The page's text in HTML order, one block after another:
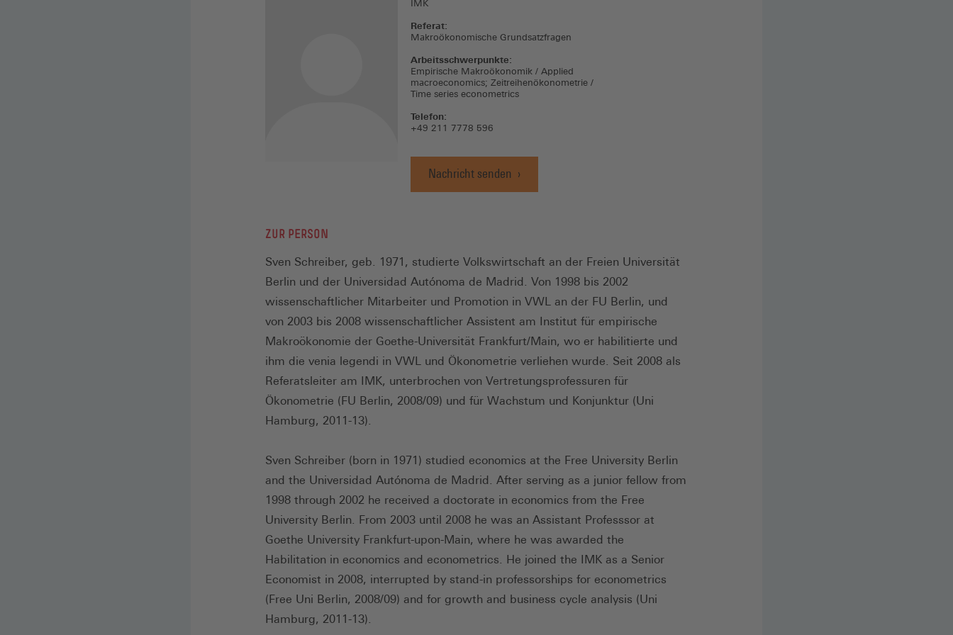
IMK
Referat:
Makroökonomische Grundsatzfragen
Arbeitsschwerpunkte:
Empirische Makroökonomik / Applied
macroeconomics; Zeitreihenökonometrie /
Time series econometrics
Telefon:
+49 211 7778 596
Nachricht senden
ZUR PERSON
Sven Schreiber, geb. 1971, studierte Volkswirtschaft an der Freien Universität
Berlin und der Universidad Autónoma de Madrid. Von 1998 bis 2002
wissenschaftlicher Mitarbeiter und Promotion in VWL an der FU Berlin, und
von 2003 bis 2008 wissenschaftlicher Assistent am Institut für empirische
Makroökonomie der Goethe-Universität Frankfurt/Main, wo er habilitierte und
ihm die venia legendi in VWL und Ökonometrie verliehen wurde. Seit 2008 als
Referatsleiter am IMK, unterbrochen von Vertretungsprofessuren für
Ökonometrie (FU Berlin, 2008/09) und für Wachstum und Konjunktur (Uni
Hamburg, 2011-13).
Sven Schreiber (born in 1971) studied economics at the Free University Berlin
and the Universidad Autónoma de Madrid. After serving as a junior fellow from
1998 through 2002 he received a doctorate in economics from the Free
University Berlin. From 2003 until 2008 he was an Assistant Professsor at
Goethe University Frankfurt-upon-Main, where he was awarded the
Habilitation in economics and econometrics. He joined the IMK as a Senior
Economist in 2008, interrupted by stand-in professorships for econometrics
(Free Uni Berlin, 2008/09) and for growth and business cycle analysis (Uni
Hamburg, 2011-13).